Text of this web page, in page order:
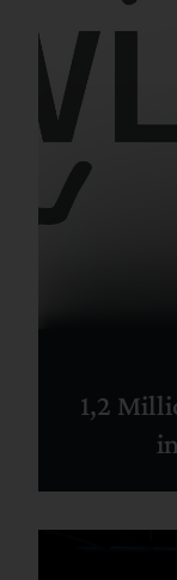
1,2